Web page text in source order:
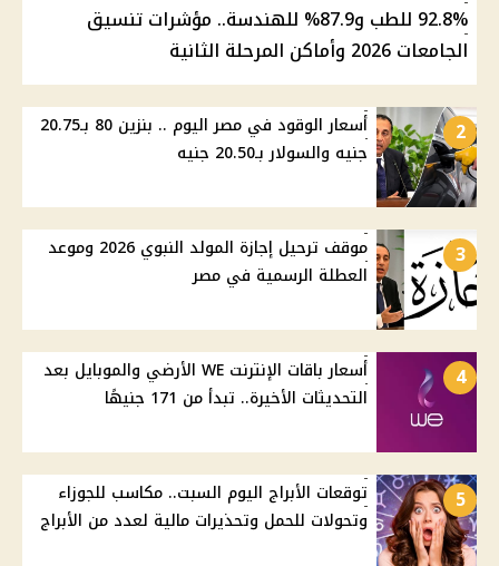
92.8% للطب و87.9% للهندسة.. مؤشرات تنسيق
الجامعات 2026 وأماكن المرحلة الثانية
2
أسعار الوقود في مصر اليوم .. بنزين 80 بـ20.75
جنيه والسولار بـ20.50 جنيه
3
موقف ترحيل إجازة المولد النبوي 2026 وموعد
العطلة الرسمية في مصر
4
أسعار باقات الإنترنت WE الأرضي والموبايل بعد
التحديثات الأخيرة.. تبدأ من 171 جنيهًا
5
توقعات الأبراج اليوم السبت.. مكاسب للجوزاء
وتحولات للحمل وتحذيرات مالية لعدد من الأبراج